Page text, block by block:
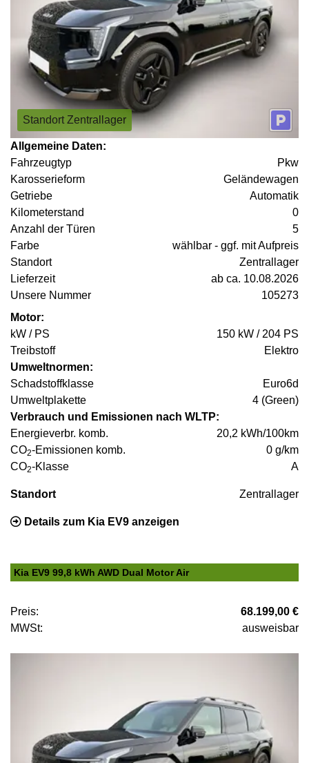
Standort Zentrallager
Allgemeine Daten:
Fahrzeugtyp
Pkw
Karosserieform
Geländewagen
Getriebe
Automatik
Kilometerstand
0
Anzahl der Türen
5
Farbe
wählbar - ggf. mit Aufpreis
Standort
Zentrallager
Lieferzeit
ab ca. 10.08.2026
Unsere Nummer
105273
Motor:
kW / PS
150 kW / 204 PS
Treibstoff
Elektro
Umweltnormen:
Schadstoffklasse
Euro6d
Umweltplakette
4 (Green)
Verbrauch und Emissionen nach WLTP:
Energieverbr. komb.
20,2 kWh/100km
CO2-Emissionen komb.
0 g/km
CO2-Klasse A
Standort Zentrallager
Details zum Kia EV9 anzeigen
Kia EV9 99,8 kWh AWD Dual Motor Air
Preis:
68.199,00 €
MWSt:
ausweisbar